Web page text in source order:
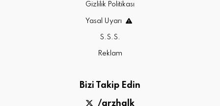
Gizlilik Politikası
Yasal Uyarı
S.S.S.
Reklam
Bizi Takip Edin
/arzhalk